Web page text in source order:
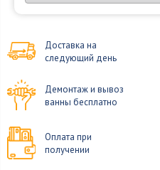
Доставка на
следующий день
Демонтаж и вывоз
ванны бесплатно
Оплата при
получении